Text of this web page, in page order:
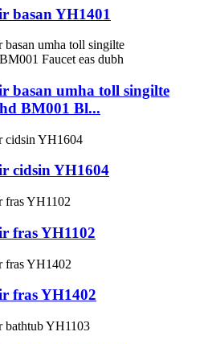
basan YH1401
basan umha toll singilte
BM001 Bl...
cidsin YH1604
fras YH1102
fras YH1402